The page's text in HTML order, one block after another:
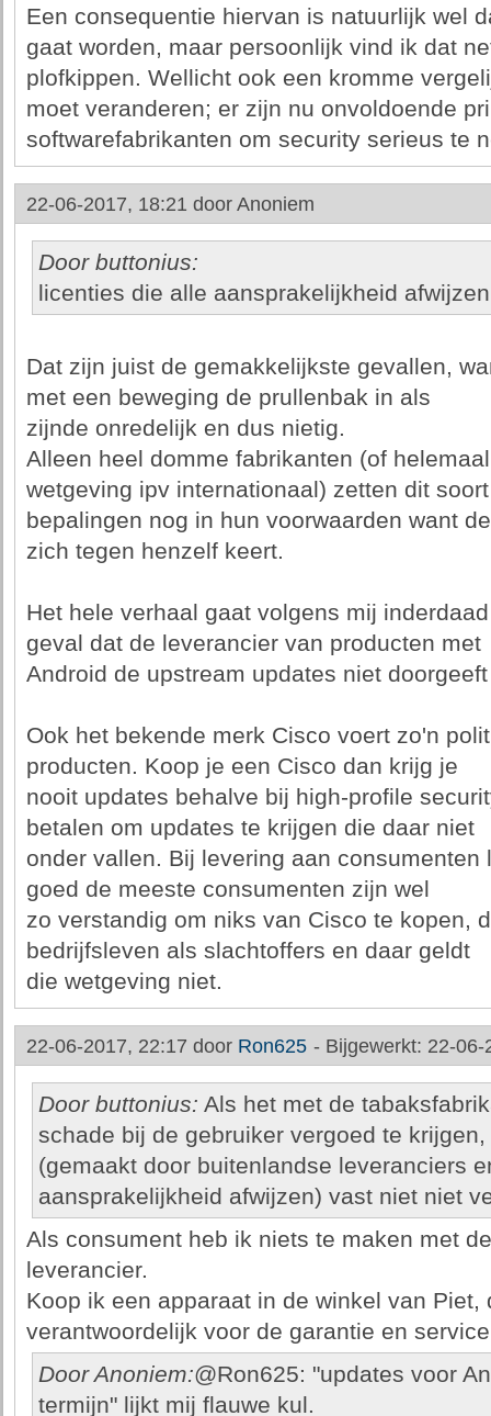
Een consequentie hiervan is natuurlijk wel
gaat worden, maar persoonlijk vind ik dat
plofkippen. Wellicht ook een kromme
moet veranderen; er zijn nu onvoldoende
softwarefabrikanten om security serieus te
22-06-2017, 18:21 door Anoniem
Door buttonius:
licenties die alle aansprakelijkheid afwijzen
Dat zijn juist de gemakkelijkste gevallen,
met een beweging de prullenbak in als
zijnde onredelijk en dus nietig.
Alleen heel domme fabrikanten (of
wetgeving ipv internationaal) zetten dit soort
bepalingen nog in hun voorwaarden want
zich tegen henzelf keert.
Het hele verhaal gaat volgens mij
geval dat de leverancier van producten met
Android de upstream updates niet
Ook het bekende merk Cisco voert zo'n
producten. Koop je een Cisco dan krijg je
nooit updates behalve bij high-profile
betalen om updates te krijgen die daar niet
onder vallen. Bij levering aan
goed de meeste consumenten zijn wel
zo verstandig om niks van Cisco te kopen,
bedrijfsleven als slachtoffers en daar geldt
die wetgeving niet.
22-06-2017, 22:17 door Ron625 - Bijgewerkt: 22-06-
Door buttonius: Als het met de
schade bij de gebruiker vergoed te
(gemaakt door buitenlandse leveranciers
aansprakelijkheid afwijzen) vast niet niet
Als consument heb ik niets te maken met
leverancier.
Koop ik een apparaat in de winkel van Piet,
verantwoordelijk voor de garantie en
Door Anoniem:@Ron625: "updates voor
termijn" lijkt mij flauwe kul.